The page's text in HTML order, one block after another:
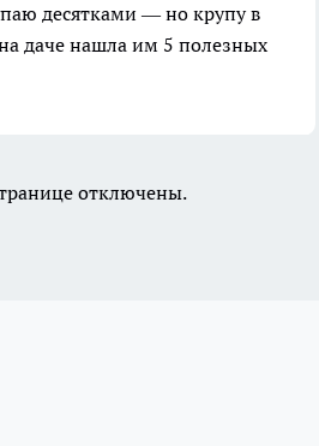
десятками — но крупу в
даче нашла им 5 полезных
отключены.